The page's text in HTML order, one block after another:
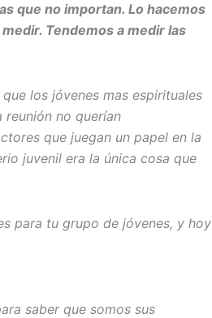
que no importan. Lo hacemos
Tendemos a medir las
los jóvenes mas espirituales
reunión no querían
que juegan un papel en la
juvenil era la única cosa que
para tu grupo de jóvenes, y hoy
saber que somos sus